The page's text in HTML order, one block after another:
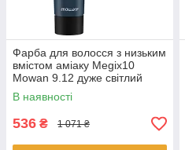
Фарба для волосся з низьким
вмістом аміаку Megix10
Mowan 9.12 дуже світлий
попелястий блонд ірис 100
мл
В наявності
536 ₴ 1 071 ₴